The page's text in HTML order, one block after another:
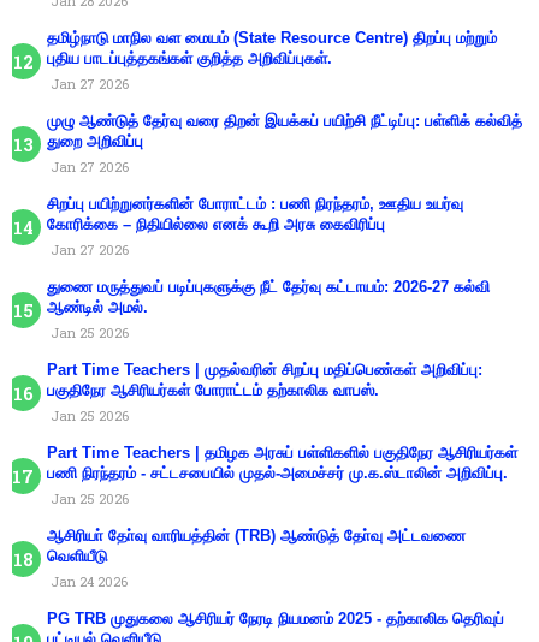
தமிழ்நாடு மாநில வள மையம் (State Resource Centre) திறப்பு மற்றும்
புதிய பாடப்புத்தகங்கள் குறித்த அறிவிப்புகள்.
Jan 27 2026
முழு ஆண்டுத் தேர்வு வரை திறன் இயக்கப் பயிற்சி நீட்டிப்பு: பள்ளிக் கல்வித்
துறை அறிவிப்பு
Jan 27 2026
சிறப்பு பயிற்றுனர்களின் போராட்டம் : பணி நிரந்தரம், ஊதிய உயர்வு
கோரிக்கை – நிதியில்லை எனக் கூறி அரசு கைவிரிப்பு
Jan 27 2026
துணை மருத்துவப் படிப்புகளுக்கு நீட் தேர்வு கட்டாயம்: 2026-27 கல்வி
ஆண்டில் அமல்.
Jan 25 2026
Part Time Teachers | முதல்வரின் சிறப்பு மதிப்பெண்கள் அறிவிப்பு:
பகுதிநேர ஆசிரியர்கள் போராட்டம் தற்காலிக வாபஸ்.
Jan 25 2026
Part Time Teachers | தமிழக அரசுப் பள்ளிகளில் பகுதிநேர ஆசிரியர்கள்
பணி நிரந்தரம் - சட்டசபையில் முதல்-அமைச்சர் மு.க.ஸ்டாலின் அறிவிப்பு.
Jan 25 2026
ஆசிரியா் தோ்வு வாரியத்தின் (TRB) ஆண்டுத் தோ்வு அட்டவணை
வெளியீடு
Jan 24 2026
PG TRB முதுகலை ஆசிரியர் நேரடி நியமனம் 2025 - தற்காலிக தெரிவுப்